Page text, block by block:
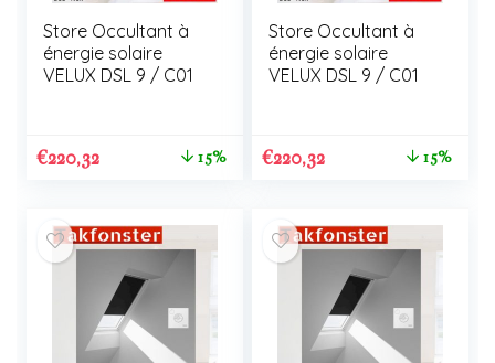
Store Occultant à
énergie solaire
VELUX DSL 9 / C01
€220,32 15%
Store Occultant à
énergie solaire
VELUX DSL 9 / C01
€220,32 15%